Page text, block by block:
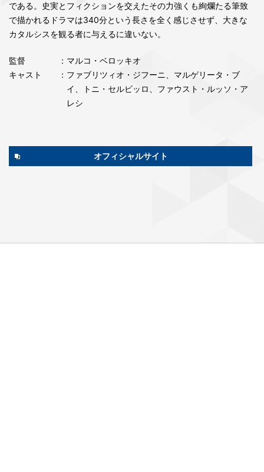
である。史実とフィクションを交えたその力強くも絢爛たる筆致
で描かれるドラマは340分という長さを全く感じさせず、大きな
カタルシスを観る者に与えるに違いない。
監督
：マルコ・ベロッキオ
キャスト
：ファブリツィオ・ジフーニ、マルゲリータ・ブ
イ、トニ・セルビッロ、ファウスト・ルッソ・ア
レシ
オフィシャルサイト